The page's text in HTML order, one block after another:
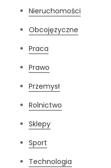
Nieruchomości
Obcojęzyczne
Praca
Prawo
Przemysł
Rolnictwo
Sklepy
Sport
Technologia